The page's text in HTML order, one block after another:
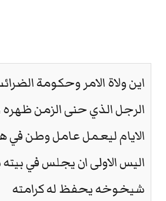
اين ولاة الامر وحكومة
الرجل الذي حنى الزمن
الايام ليعمل عامل وطن في
اليس الاولى ان يجلس في بيته
شيخوخه يحفظ له كرامته